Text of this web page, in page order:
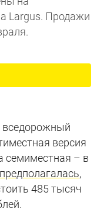
Largus. Продажи
вседорожный
версия
семиместная – в
предполагалась,
485 тысяч